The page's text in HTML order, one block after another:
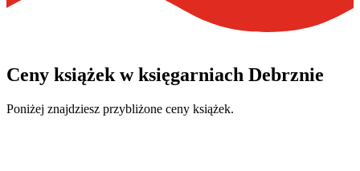
Ceny książek w księgarniach Debrznie
Poniżej znajdziesz przybliżone ceny książek.